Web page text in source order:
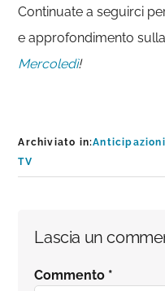
Continuate a seguirci
e approfondimento
Mercoledì!
Archiviato in:Anticipazioni
TV
Interazioni
del
Lascia un
Commento *